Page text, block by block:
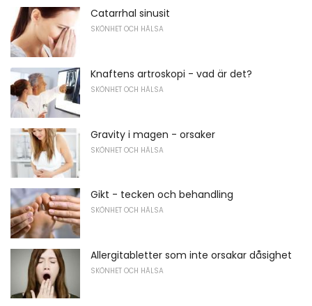
Catarrhal sinusit
SKÖNHET OCH HÄLSA
Knaftens artroskopi - vad är det?
SKÖNHET OCH HÄLSA
Gravity i magen - orsaker
SKÖNHET OCH HÄLSA
Gikt - tecken och behandling
SKÖNHET OCH HÄLSA
Allergitabletter som inte orsakar dåsighet
SKÖNHET OCH HÄLSA